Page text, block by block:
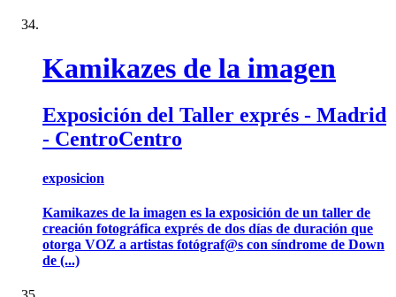
Kamikazes de la imagen
Exposición del Taller exprés - Madrid
- CentroCentro
exposicion
Kamikazes de la imagen es la exposición de un taller de
creación fotográfica exprés de dos días de duración que
otorga VOZ a artistas fotógraf@s con síndrome de Down
de (...)